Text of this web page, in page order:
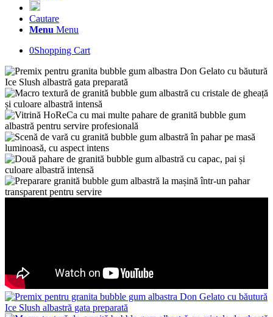
Cautare
Menu Menu
0Shopping Cart